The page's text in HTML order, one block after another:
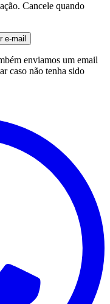
Cancele quando
e-mail
enviamos um email
caso não tenha sido